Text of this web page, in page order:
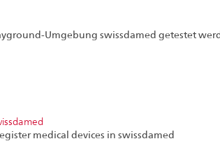
Umgebung swissdamed getestet
medical devices in swissdamed